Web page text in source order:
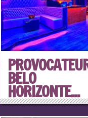
BELO
HORIZONTE...